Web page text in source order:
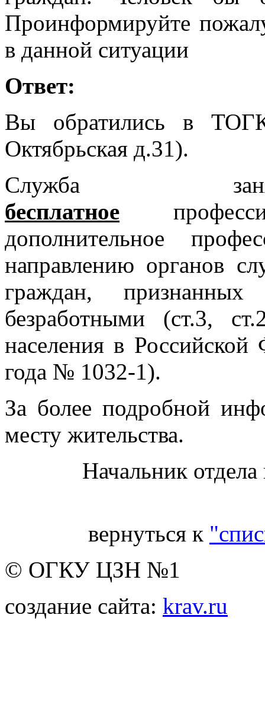
Проинформируйте
в данной ситуации
Ответ:
Вы обратились в
Октябрьская д.31).
Служба
бесплатное
дополнительное
направлению органов
граждан,
безработными (ст.3,
населения в
года № 1032-1).
За более подробной
месту жительства.
Начальник
вернуться к
© ОГКУ ЦЗН №1
создание сайта: krav.ru